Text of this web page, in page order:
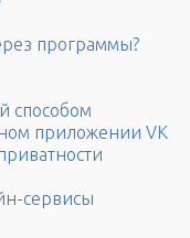
программы?
способом
приложении VK
сервисы